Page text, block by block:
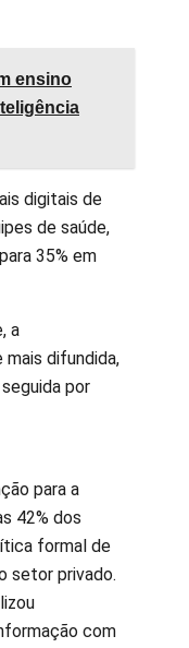
ensino
digitais de
de saúde,
35% em
a
difundida,
por
para a
42% dos
formal de
setor privado.
com